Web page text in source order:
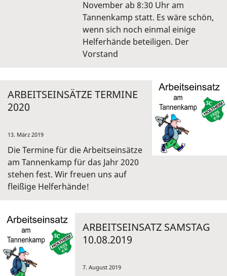
November ab 8:30 Uhr am
Tannenkamp statt. Es wäre schön,
wenn sich noch einmal einige
Helferhände beteiligen. Der
Vorstand
ARBEITSEINSÄTZE TERMINE
2020
13. März 2019
Die Termine für die Arbeitseinsätze
am Tannenkamp für das Jahr 2020
stehen fest. Wir freuen uns auf
fleißige Helferhände!
ARBEITSEINSATZ SAMSTAG
10.08.2019
7. August 2019